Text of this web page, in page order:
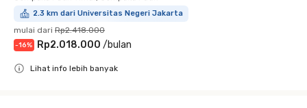
2.3 km dari Universitas Negeri Jakarta
mulai dari Rp2.418.000
-16% Rp2.018.000 /bulan
Lihat info lebih banyak